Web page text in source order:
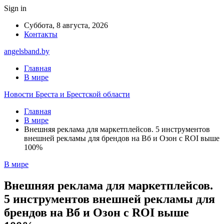
Sign in
Суббота, 8 августа, 2026
Контакты
angelsband.by
Главная
В мире
Новости Бреста и Брестской области
Главная
В мире
Внешняя реклама для маркетплейсов. 5 инструментов
внешней рекламы для брендов на Вб и Озон с ROI выше
100%
В мире
Внешняя реклама для маркетплейсов.
5 инструментов внешней рекламы для
брендов на Вб и Озон с ROI выше